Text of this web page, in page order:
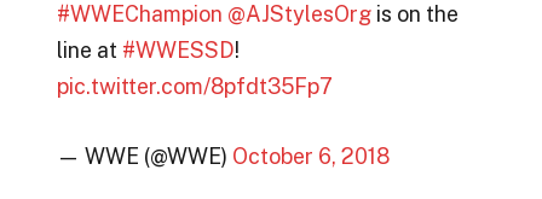
#WWEChampion @AJStylesOrgis on the
line at #WWESSD!
pic.twitter.com/8pfdt35Fp7
— WWE (@WWE) October 6, 2018